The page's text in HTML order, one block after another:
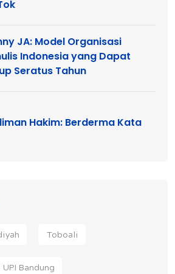
JA: Model Organisasi
Indonesia yang Dapat
Seratus Tahun
Hakim: Berderma Kata
Toboali
UPI Bandung